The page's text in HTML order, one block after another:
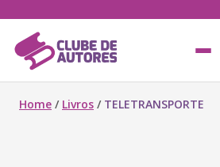
Home / Livros / TELETRANSPORTE